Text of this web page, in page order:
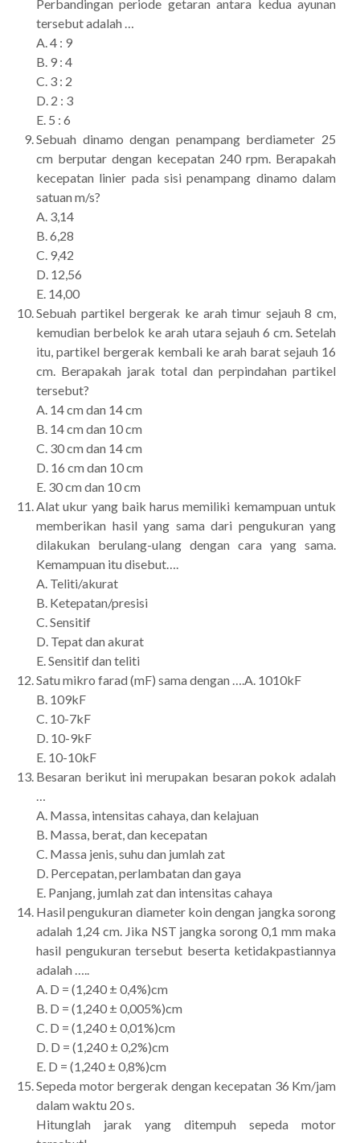
Perbandingan periode getaran antara kedua ayunan
tersebut adalah …
A. 4 : 9
B. 9 : 4
C. 3 : 2
D. 2 : 3
E. 5 : 6
Sebuah dinamo dengan penampang berdiameter 25
cm berputar dengan kecepatan 240 rpm. Berapakah
kecepatan linier pada sisi penampang dinamo dalam
satuan m/s?
A. 3,14
B. 6,28
C. 9,42
D. 12,56
E. 14,00
Sebuah partikel bergerak ke arah timur sejauh 8 cm,
kemudian berbelok ke arah utara sejauh 6 cm. Setelah
itu, partikel bergerak kembali ke arah barat sejauh 16
cm. Berapakah jarak total dan perpindahan partikel
tersebut?
A. 14 cm dan 14 cm
B. 14 cm dan 10 cm
C. 30 cm dan 14 cm
D. 16 cm dan 10 cm
E. 30 cm dan 10 cm
Alat ukur yang baik harus memiliki kemampuan untuk
memberikan hasil yang sama dari pengukuran yang
dilakukan berulang-ulang dengan cara yang sama.
Kemampuan itu disebut….
A. Teliti/akurat
B. Ketepatan/presisi
C. Sensitif
D. Tepat dan akurat
E. Sensitif dan teliti
Satu mikro farad (mF) sama dengan ….A. 1010kF
B. 109kF
C. 10-7kF
D. 10-9kF
E. 10-10kF
Besaran berikut ini merupakan besaran pokok adalah
A. Massa, intensitas cahaya, dan kelajuan
B. Massa, berat, dan kecepatan
C. Massa jenis, suhu dan jumlah zat
D. Percepatan, perlambatan dan gaya
E. Panjang, jumlah zat dan intensitas cahaya
Hasil pengukuran diameter koin dengan jangka sorong
adalah 1,24 cm. Jika NST jangka sorong 0,1 mm maka
hasil pengukuran tersebut beserta ketidakpastiannya
adalah …..
A. D = (1,240 ± 0,4%)cm
B. D = (1,240 ± 0,005%)cm
C. D = (1,240 ± 0,01%)cm
D. D = (1,240 ± 0,2%)cm
E. D = (1,240 ± 0,8%)cm
Sepeda motor bergerak dengan kecepatan 36 Km/jam
dalam waktu 20 s.
Hitunglah jarak yang ditempuh sepeda motor